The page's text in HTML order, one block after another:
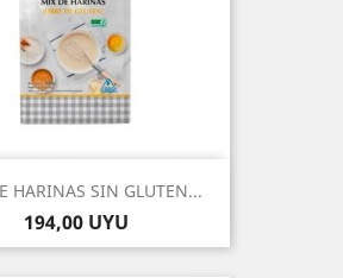
HARINAS SIN GLUTEN...
Precio
194,00 UYU